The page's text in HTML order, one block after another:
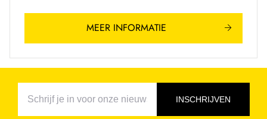
MEER INFORMATIE
INSCHRIJVEN